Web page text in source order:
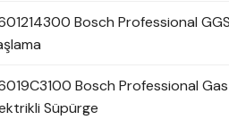
Bosch Professional GGS
Bosch Professional
Süpürge